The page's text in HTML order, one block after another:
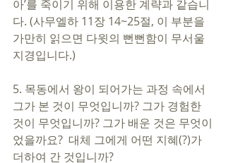
아’를 죽이기 위해 이용한 계략과 같습니
다. (사무엘하 11장 14~25절, 이 부분을
가만히 읽으면 다윗의 뻔뻔함이 무서울
지경입니다.)
5. 목동에서 왕이 되어가는 과정 속에서
그가 본 것이 무엇입니까? 그가 경험한
것이 무엇입니까? 그가 배운 것은 무엇이
었을까요?  대체 그에게 어떤 지혜(?)가
더하여 간 것입니까?